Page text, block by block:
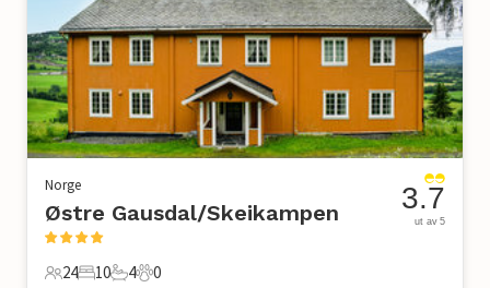
Norge
Østre Gausdal/Skeikampen
24 10 4 0
3.7
ut av 5